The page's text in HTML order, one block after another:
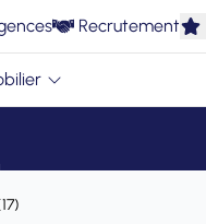
Recrutement